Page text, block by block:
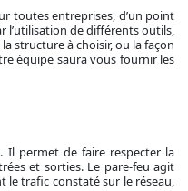
toutes entreprises, d’un point
l’utilisation de différents outils,
structure à choisir, ou la façon
équipe saura vous fournir les
Il permet de faire respecter la
et sorties. Le pare-feu agit
trafic constaté sur le réseau,